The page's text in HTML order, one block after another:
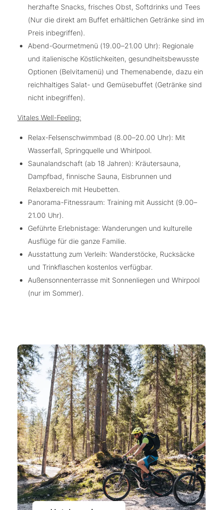
herzhafte Snacks, frisches Obst, Softdrinks und Tees
(Nur die direkt am Buffet erhältlichen Getränke sind im
Preis inbegriffen).
Abend-Gourmetmenü (19.00–21.00 Uhr): Regionale
und italienische Köstlichkeiten, gesundheitsbewusste
Optionen (Belvitamenü) und Themenabende, dazu ein
reichhaltiges Salat- und Gemüsebuffet (Getränke sind
nicht inbegriffen).
Vitales Well-Feeling:
Relax-Felsenschwimmbad (8.00–20.00 Uhr): Mit
Wasserfall, Springquelle und Whirlpool.
Saunalandschaft (ab 18 Jahren): Kräutersauna,
Dampfbad, finnische Sauna, Eisbrunnen und
Relaxbereich mit Heubetten.
Panorama-Fitnessraum: Training mit Aussicht (9.00–
21.00 Uhr).
Geführte Erlebnistage: Wanderungen und kulturelle
Ausflüge für die ganze Familie.
Ausstattung zum Verleih: Wanderstöcke, Rucksäcke
und Trinkflaschen kostenlos verfügbar.
Außensonnenterrasse mit Sonnenliegen und Whirpool
(nur im Sommer).